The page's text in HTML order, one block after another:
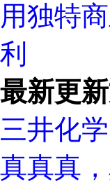
用独特
利
最新更
三井化
真真真